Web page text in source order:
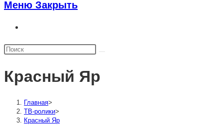
веб-
Меню Закрыть
по
сайту
Красный Яр
Главная>
ТВ-ролики>
Красный Яр